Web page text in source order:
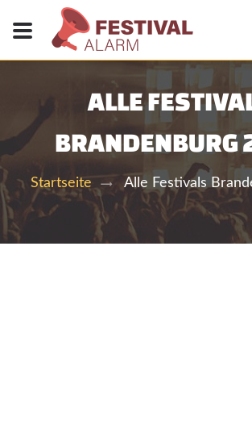
ALLE
BRANDENBURG
Startseite Alle Festivals